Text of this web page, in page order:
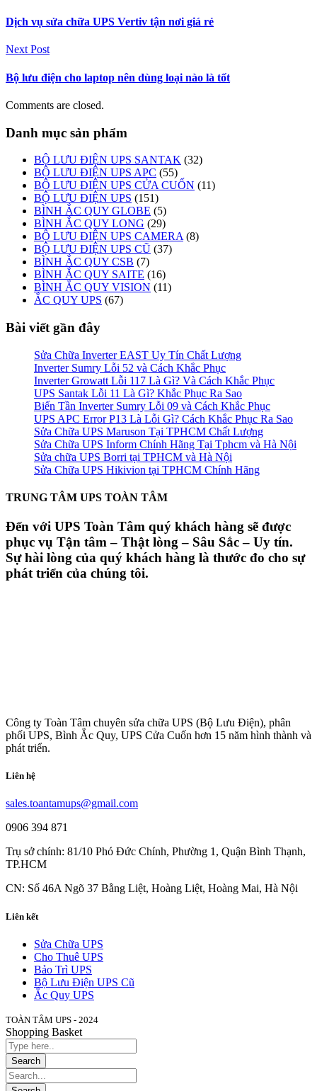
Dịch vụ sửa chữa UPS Vertiv tận nơi giá rẻ
Next Post
Bộ lưu điện cho laptop nên dùng loại nào là tốt
Comments are closed.
Danh mục sản phẩm
BỘ LƯU ĐIỆN UPS SANTAK (32)
BỘ LƯU ĐIỆN UPS APC (55)
BỘ LƯU ĐIỆN UPS CỬA CUỐN (11)
BỘ LƯU ĐIỆN UPS (151)
BÌNH ẮC QUY GLOBE (5)
BÌNH ẮC QUY LONG (29)
BỘ LƯU ĐIỆN UPS CAMERA (8)
BỘ LƯU ĐIỆN UPS CŨ (37)
BÌNH ẮC QUY CSB (7)
BÌNH ẮC QUY SAITE (16)
BÌNH ẮC QUY VISION (11)
ẮC QUY UPS (67)
Bài viết gần đây
Sửa Chữa Inverter EAST Uy Tín Chất Lượng
Inverter Sumry Lỗi 52 và Cách Khắc Phục
Inverter Growatt Lỗi 117 Là Gì? Và Cách Khắc Phục
UPS Santak Lỗi 11 Là Gì? Khắc Phục Ra Sao
Biến Tần Inverter Sumry Lỗi 09 và Cách Khắc Phục
UPS APC Error P13 Là Lỗi Gì? Cách Khắc Phục Ra Sao
Sửa Chữa UPS Maruson Tại TPHCM Chất Lượng
Sửa Chữa UPS Inform Chính Hãng Tại Tphcm và Hà Nội
Sửa chữa UPS Borri tại TPHCM và Hà Nội
Sửa Chữa UPS Hikivion tại TPHCM Chính Hãng
TRUNG TÂM UPS TOÀN TÂM
Đến với UPS Toàn Tâm quý khách hàng sẽ được
phục vụ Tận tâm – Thật lòng – Sâu Sắc – Uy tín.
Sự hài lòng của quý khách hàng là thước đo cho sự
phát triển của chúng tôi.
Công ty Toàn Tâm chuyên sửa chữa UPS (Bộ Lưu Điện), phân
phối UPS, Bình Ắc Quy, UPS Cửa Cuốn hơn 15 năm hình thành và
phát triển.
Liên hệ
sales.toantamups@gmail.com
0906 394 871
Trụ sở chính: 81/10 Phó Đức Chính, Phường 1, Quận Bình Thạnh,
TP.HCM
CN: Số 46A Ngõ 37 Bằng Liệt, Hoàng Liệt, Hoàng Mai, Hà Nội
Liên kết
Sửa Chữa UPS
Cho Thuê UPS
Bảo Trì UPS
Bộ Lưu Điện UPS Cũ
Ắc Quy UPS
TOÀN TÂM UPS - 2024
Shopping Basket